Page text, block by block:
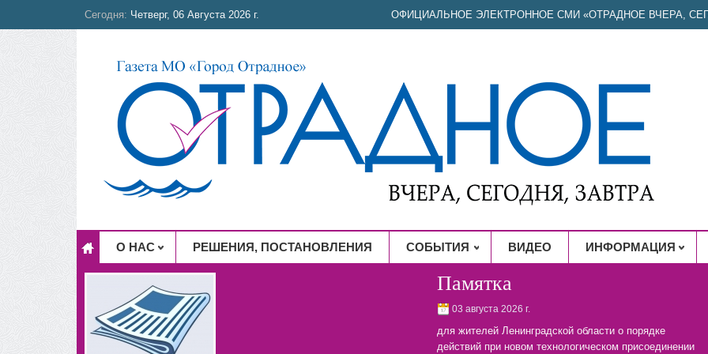
Сегодня: Четверг, 06 Августа 2026 г. ОФИЦИАЛЬНОЕ ЭЛЕКТРОННОЕ СМИ «ОТРАДНОЕ ВЧЕРА,
О НАС РЕШЕНИЯ, ПОСТАНОВЛЕНИЯ СОБЫТИЯ ВИДЕО ИНФОРМАЦИЯ
Памятка
03 августа 2026 г.
для жителей Ленинградской области о порядке
действий при новом технологическом присоединении